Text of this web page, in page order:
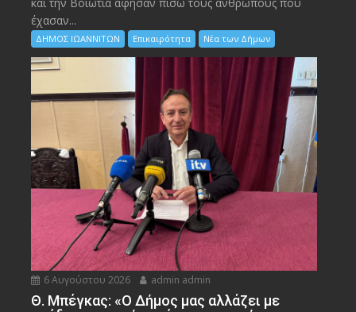
έχασαν...
ΔΗΜΟΣ ΙΩΑΝΝΙΤΩΝ Επικαιρότητα Νέα των Δήμων
6 Αυγούστου 2026 admin admin
Θ. Μπέγκας: «Ο Δήμος μας αλλάζει με